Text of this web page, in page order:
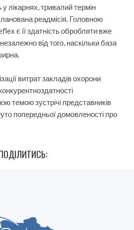
лікарнях, тривалий термін
реадмісія. Головною
є її здатність обробляти вже
незалежно від того, наскільки база
витрат закладів охорони
темою зустрічі представників
попередньої домовленості про